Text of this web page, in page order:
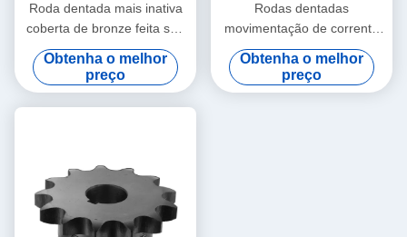
Roda dentada mais inativa
coberta de bronze feita sob
encomenda da corrente do
rolo
Obtenha o melhor
preço
Rodas dentadas
movimentação de corrente
do tratamento térmico de
SS304 60B 80B
Obtenha o melhor
preço